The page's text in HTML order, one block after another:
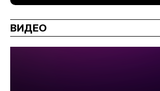
ВИДЕО